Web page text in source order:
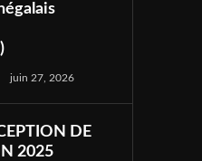
juin 27, 2026
DE
2025